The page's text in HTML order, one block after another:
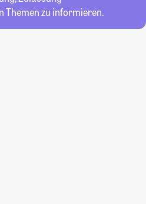
Themen zu informieren.